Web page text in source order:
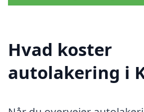
Hvad koster
autolakering i